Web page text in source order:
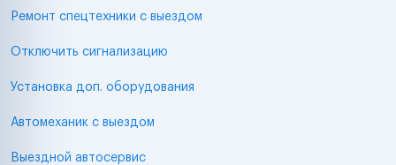
Ремонт спецтехники с выездом
Отключить сигнализацию
Установка доп. оборудования
Автомеханик с выездом
Выездной автосервис